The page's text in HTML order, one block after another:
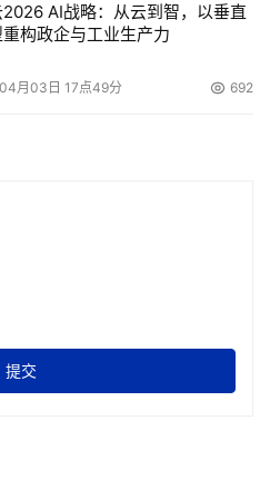
码扫描器、直连SCSI、带远程
自动加载机更为用户提供屡
Packet数据技术（以与英特
、更快的速度。
LTO 自动加载机 (1个驱动器,
下)。它具有2u紧凑外形, 出众
先进LTO技术的卓越性能。
AI战略：从云到智，以垂直
构政企与工业生产力
月03日 17点49分 692
提交